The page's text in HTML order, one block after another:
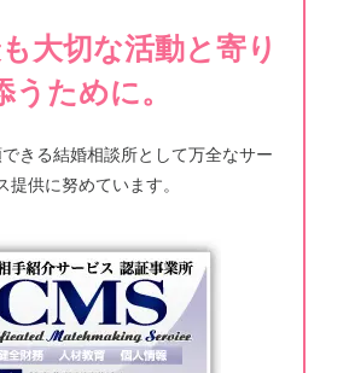
大切な活動と寄り
うために。
きる結婚相談所として万全なサー
提供に努めています。